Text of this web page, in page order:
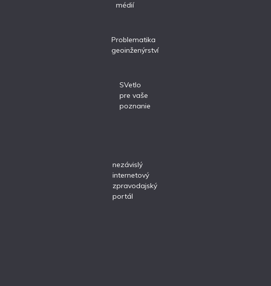
médií
Problematika
geoinženýrství
SVetlo
pre vaše
poznanie
nezávislý
internetový
zpravodajský
portál